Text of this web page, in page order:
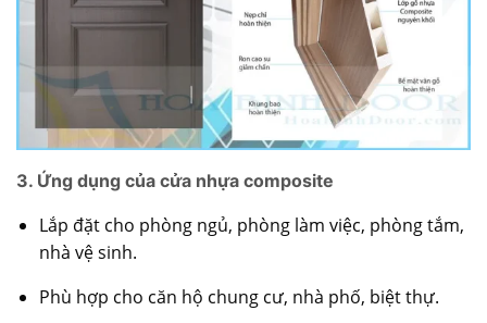
3. Ứng dụng của cửa nhựa composite
Lắp đặt cho phòng ngủ, phòng làm việc, phòng tắm,
nhà vệ sinh.
Phù hợp cho căn hộ chung cư, nhà phố, biệt thự.